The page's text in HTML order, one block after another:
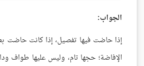
الجواب:
إذا حاضت فيها تفصيل، إذا كانت حاضت
الإفاضة؛ حجها تام، وليس عليها طواف